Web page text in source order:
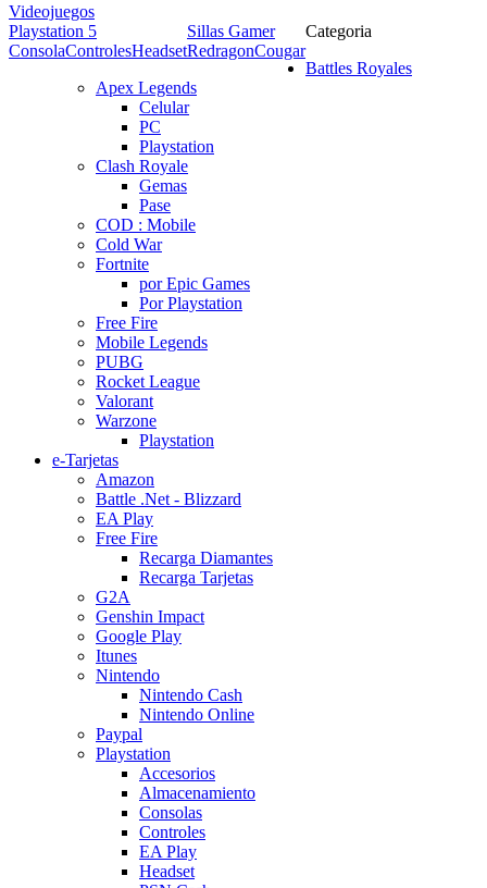
Videojuegos
Playstation 5
ConsolaControlesHeadset
Sillas Gamer
RedragonCougar
Categoria
Battles Royales
Apex Legends
Celular
PC
Playstation
Clash Royale
Gemas
Pase
COD : Mobile
Cold War
Fortnite
por Epic Games
Por Playstation
Free Fire
Mobile Legends
PUBG
Rocket League
Valorant
Warzone
Playstation
e-Tarjetas
Amazon
Battle .Net - Blizzard
EA Play
Free Fire
Recarga Diamantes
Recarga Tarjetas
G2A
Genshin Impact
Google Play
Itunes
Nintendo
Nintendo Cash
Nintendo Online
Paypal
Playstation
Accesorios
Almacenamiento
Consolas
Controles
EA Play
Headset